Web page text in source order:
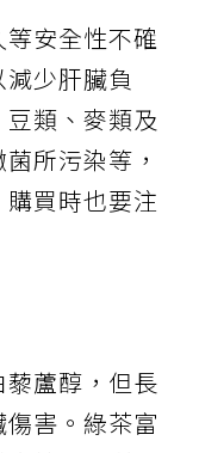
安全性不確
少肝臟負
類、麥類及
所污染等，
買時也要注
蘆醇，但長
害。綠茶富